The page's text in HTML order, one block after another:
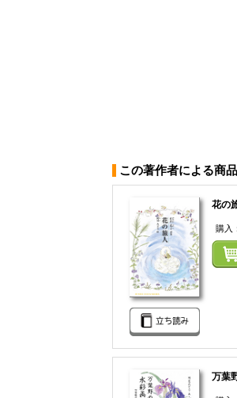
この著作者による商品
花の
購入
万葉